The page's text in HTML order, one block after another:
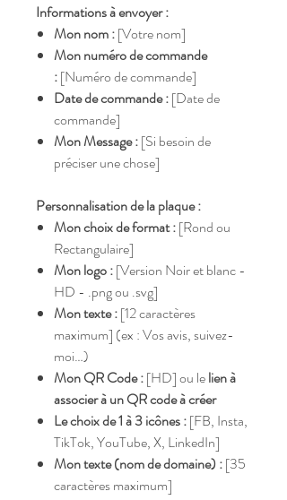
Informations à envoyer :
Mon nom :[Votre nom]
Mon numéro de commande
:[Numéro de commande]
Date de commande :[Date de
commande]
Mon Message :[Si besoin de
préciser une chose]
Personnalisation de la plaque :
Mon choix de format :[Rond ou
Rectangulaire]
Mon logo :[Version Noir et blanc -
HD - .png ou .svg]
Mon texte :[12 caractères
maximum] (ex : Vos avis, suivez-
moi…)
Mon QR Code :[HD] ou lelien à
associer à un QR code à créer
Le choix de 1 à 3 icônes :[FB, Insta,
TikTok, YouTube, X, LinkedIn]
Mon texte (nom de domaine) :[35
caractères maximum]